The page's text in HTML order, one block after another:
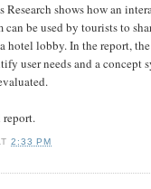
shows how an
be used by tourists to
hotel lobby. In the report,
user needs and a concept
2:33 PM